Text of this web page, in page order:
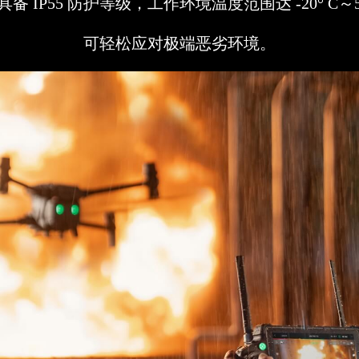
备 IP55 防护等级，工作环境温度范围达 -20° C～
可轻松应对极端恶劣环境。